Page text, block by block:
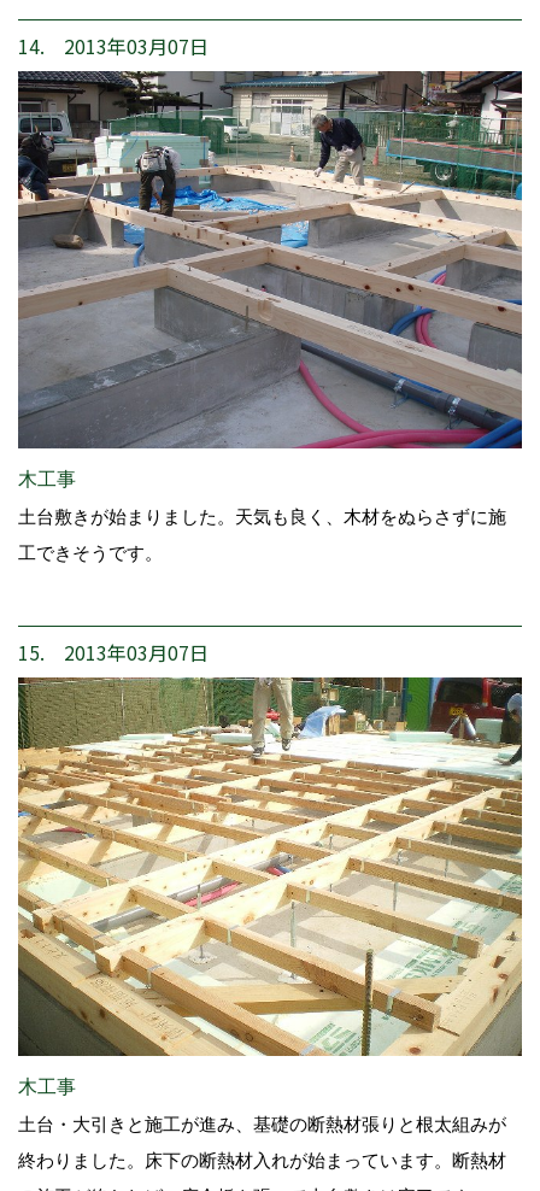
14. 2013年03月07日
木工事
土台敷きが始まりました。天気も良く、木材をぬらさずに施
工できそうです。
15. 2013年03月07日
木工事
土台・大引きと施工が進み、基礎の断熱材張りと根太組みが
終わりました。床下の断熱材入れが始まっています。断熱材